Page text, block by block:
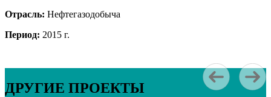
Отрасль: Нефтегазодобыча
Период: 2015 г.
ДРУГИЕ ПРОЕКТЫ